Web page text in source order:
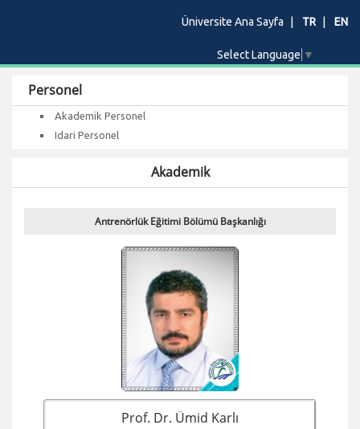
Üniversite Ana Sayfa TR EN
Select Language ▼
Personel
Akademik Personel
Idari Personel
Akademik
Antrenörlük Eğitimi Bölümü Başkanlığı
Prof. Dr. Ümid Karlı